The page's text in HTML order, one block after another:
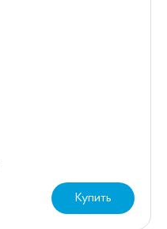
Купить